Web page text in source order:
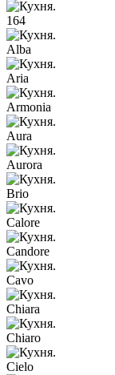
164
Alba
Aria
Armonia
Aura
Aurora
Brio
Calore
Candore
Cavo
Chiara
Chiaro
Cielo